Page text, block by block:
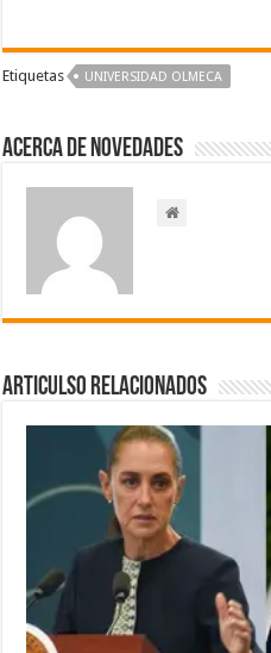
Etiquetas UNIVERSIDAD OLMECA
Acerca de NOVEDADES
Articulso Relacionados